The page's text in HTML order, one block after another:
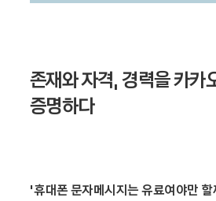
존재와 자격, 경력을 카카
증명하다
'휴대폰 문자메시지는 유료여야만